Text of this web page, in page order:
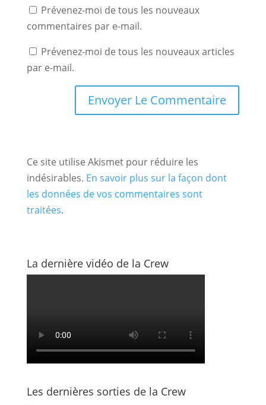
Prévenez-moi de tous les nouveaux
commentaires par e-mail.
Prévenez-moi de tous les nouveaux articles
par e-mail.
Ce site utilise Akismet pour réduire les
indésirables. En savoir plus sur la façon dont
les données de vos commentaires sont
traitées.
La dernière vidéo de la Crew
Les dernières sorties de la Crew